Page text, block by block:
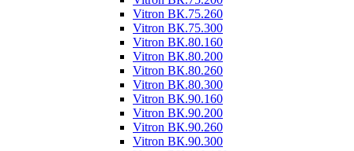
Vitron ВК.75.260
Vitron ВК.75.300
Vitron ВК.80.160
Vitron ВК.80.200
Vitron ВК.80.260
Vitron ВК.80.300
Vitron ВК.90.160
Vitron ВК.90.200
Vitron ВК.90.260
Vitron ВК.90.300